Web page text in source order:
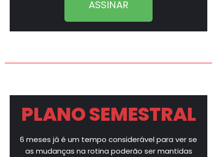
ASSINAR
PLANO SEMESTRAL
6 meses já é um tempo considerável para ver se
as mudanças na rotina poderão ser mantidas